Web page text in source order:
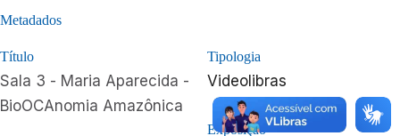
Metadados
Título
Sala 3 - Maria Aparecida -
BioOCAnomia Amazônica
Tipologia
Videolibras
Exposição